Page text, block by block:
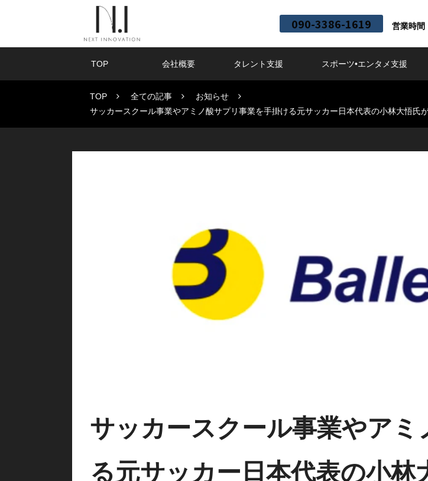
090-3386-1619 営業時間
TOP 会社概要 タレント支援 スポーツ•エンタメ支援
TOP 全ての記事
お知らせ
サッカースクール事業やアミノ酸サプリ事業を手掛ける元サッカー日本代表の小林大悟氏
サッカースクール事業やア
る元サッカー日本代表の小